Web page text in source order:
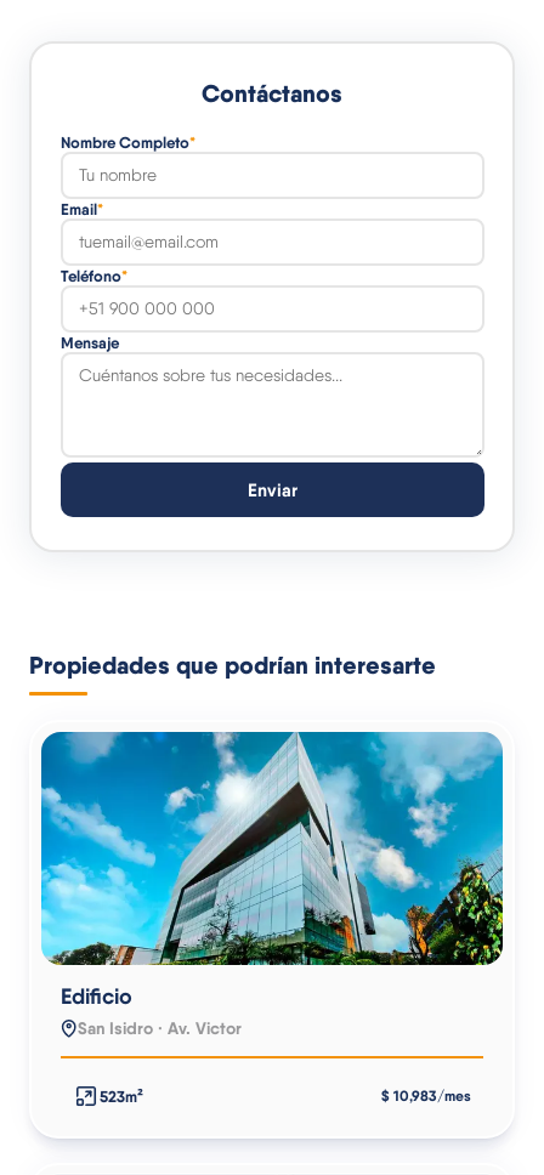
Contáctanos
Nombre Completo*
Email*
Teléfono*
Mensaje
Enviar
Propiedades que podrían interesarte
Edificio
San Isidro · Av. Victor
523m² $ 10,983/mes